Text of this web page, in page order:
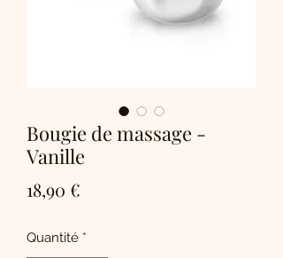
Bougie de massage -
Vanille
18,90 €
Quantité *